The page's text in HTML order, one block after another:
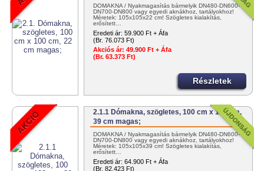
DÓMAKNA / Nyakmagasítás bármelyik DN480-DN600-
DN700-DN800 vagy egyedi aknákhoz, tartályokhoz!
Méretek: 105x105x22 cm! Szögletes kialakítás,
erősített…
Eredeti ár: 59.900 Ft + Áfa
(Br. 76.073 Ft)
Akciós ár: 49.900 Ft + Áfa
(Br. 63.373 Ft)
Részletek
2.1.1 Dómakna, szögletes, 100 cm x 100 cm,
39 cm magas;
DÓMAKNA / Nyakmagasítás bármelyik DN480-DN600-
DN700-DN800 vagy egyedi aknákhoz, tartályokhoz!
Méretek: 105x105x39 cm! Szögletes kialakítás,
erősített…
Eredeti ár: 64.900 Ft + Áfa
(Br. 82.423 Ft)